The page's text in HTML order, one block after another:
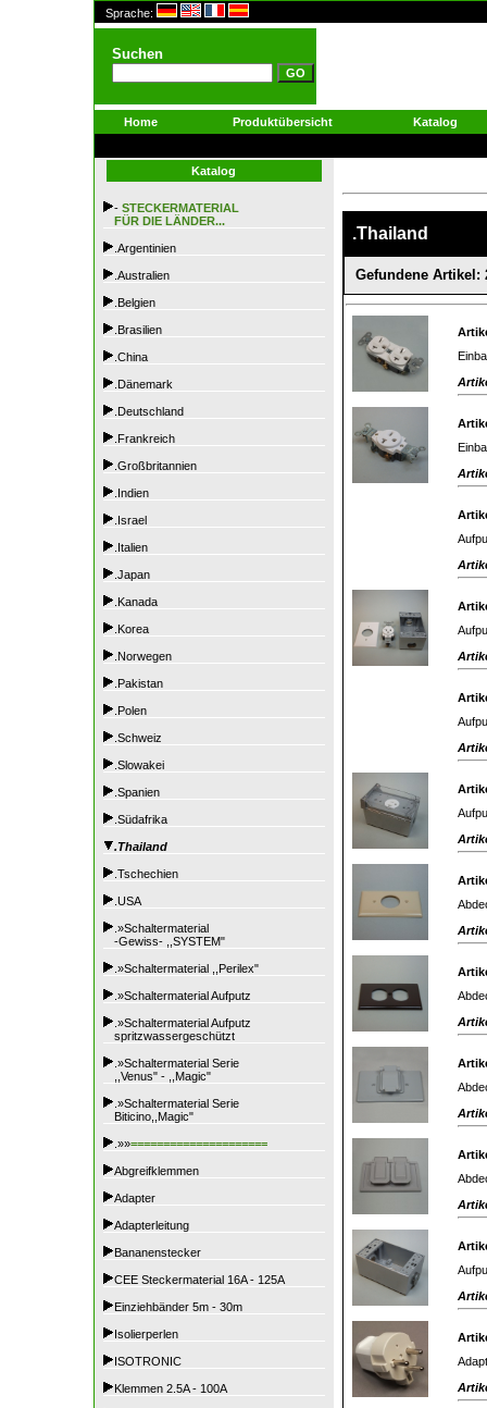
Sprache:
Suchen
Home Produktübersicht Katalog
Katalog
- STECKERMATERIAL
FÜR DIE LÄNDER...
.Argentinien
.Australien
.Belgien
.Brasilien
.China
.Dänemark
.Deutschland
.Frankreich
.Großbritannien
.Indien
.Israel
.Italien
.Japan
.Kanada
.Korea
.Norwegen
.Pakistan
.Polen
.Schweiz
.Slowakei
.Spanien
.Südafrika
.Thailand
.Tschechien
.USA
.»Schaltermaterial
-Gewiss- ,,SYSTEM"
.»Schaltermaterial ,,Perilex"
.»Schaltermaterial Aufputz
.»Schaltermaterial Aufputz
spritzwassergeschützt
.»Schaltermaterial Serie
,,Venus" - ,,Magic"
.»Schaltermaterial Serie
Biticino,,Magic"
.»»=====================
Abgreifklemmen
Adapter
Adapterleitung
Bananenstecker
CEE Steckermaterial 16A - 125A
Einziehbänder 5m - 30m
Isolierperlen
ISOTRONIC
Klemmen 2.5A - 100A
.Thailand
Gefundene Artikel: